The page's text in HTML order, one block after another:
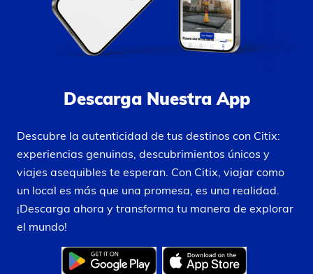
Descarga Nuestra App
Descubre la autenticidad de tus destinos con Citix:
experiencias genuinas, descubrimientos únicos y
viajes asequibles te esperan. Con Citix, viajar como
un local es más que una promesa, es una realidad.
¡Descarga ahora y transforma tu manera de explorar
el mundo!